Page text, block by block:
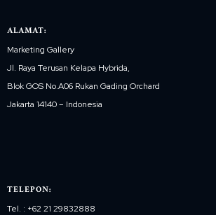
ALAMAT:
Marketing Gallery
Jl. Raya Terusan Kelapa Hybrida,
Blok GOS No.A06 Rukan Gading Orchard
Jakarta 14140 – Indonesia
TELEPON:
Tel. : +62 21 29832888